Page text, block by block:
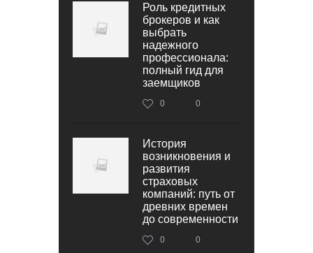
Роль кредитных
брокеров и как
выбрать
надежного
профессионала:
полный гид для
заемщиков
0 0
История
возникновения и
развития
страховых
компаний: путь от
древних времен
до современности
0 0